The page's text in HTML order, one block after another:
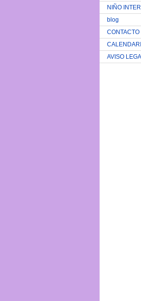
NIÑO
blog
CONTACTO
AVISO